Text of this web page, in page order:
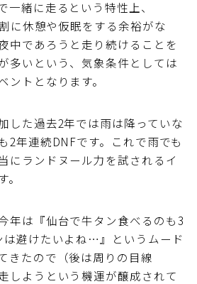
一緒に走るという特性上、
に休憩や仮眠をする余裕がな
中であろうと走り続けることを
多いという、気象条件としては
ントとなります。
した過去2年では雨は降っていな
2年連続DNFです。これで雨でも
にランドヌール力を試されるイ
年は『仙台で牛タン食べるのも3
は避けたいよね…』というムード
きたので（後は周りの目線
しようという機運が醸成されて